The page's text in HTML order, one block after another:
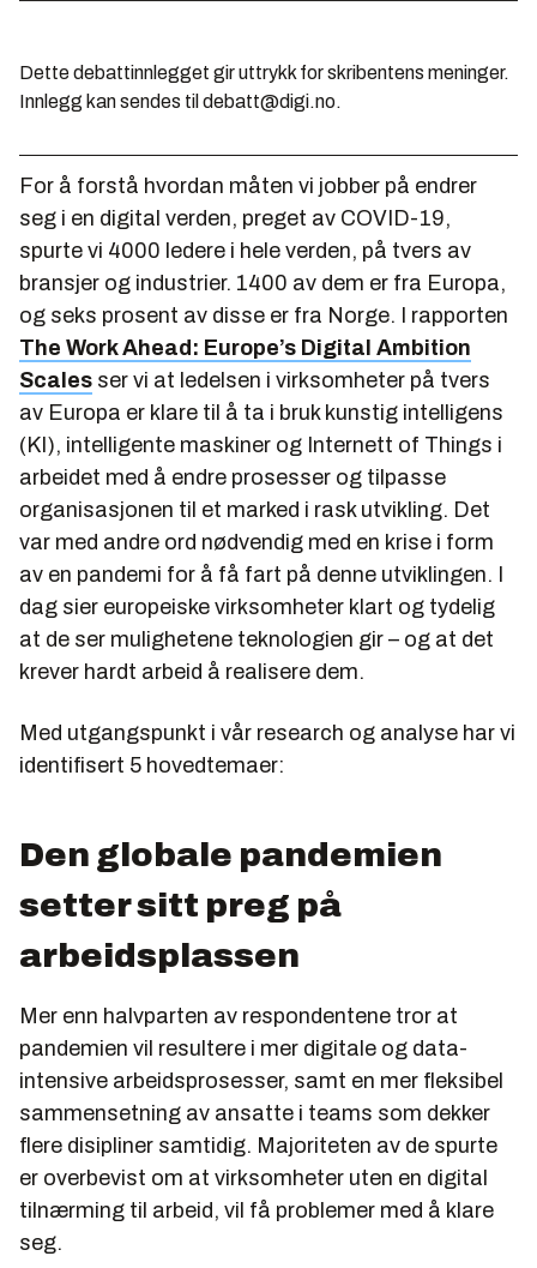
Dette debattinnlegget gir uttrykk for skribentens meninger.
Innlegg kan sendes til debatt@digi.no.
For å forstå hvordan måten vi jobber på endrer
seg i en digital verden, preget av COVID-19,
spurte vi 4000 ledere i hele verden, på tvers av
bransjer og industrier. 1400 av dem er fra Europa,
og seks prosent av disse er fra Norge. I rapporten
The Work Ahead: Europe’s Digital Ambition
Scales ser vi at ledelsen i virksomheter på tvers
av Europa er klare til å ta i bruk kunstig intelligens
(KI), intelligente maskiner og Internett of Things i
arbeidet med å endre prosesser og tilpasse
organisasjonen til et marked i rask utvikling. Det
var med andre ord nødvendig med en krise i form
av en pandemi for å få fart på denne utviklingen. I
dag sier europeiske virksomheter klart og tydelig
at de ser mulighetene teknologien gir – og at det
krever hardt arbeid å realisere dem.
Med utgangspunkt i vår research og analyse har vi
identifisert 5 hovedtemaer:
Den globale pandemien
setter sitt preg på
arbeidsplassen
Mer enn halvparten av respondentene tror at
pandemien vil resultere i mer digitale og data-
intensive arbeidsprosesser, samt en mer fleksibel
sammensetning av ansatte i teams som dekker
flere disipliner samtidig. Majoriteten av de spurte
er overbevist om at virksomheter uten en digital
tilnærming til arbeid, vil få problemer med å klare
seg.